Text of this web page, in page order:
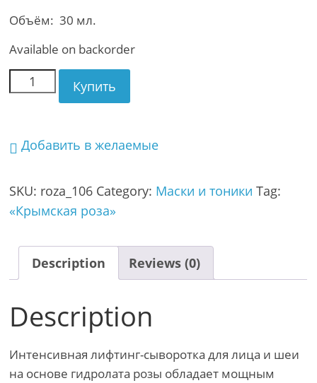
Объём: 30 мл.
Available on backorder
Купить
Добавить в желаемые
SKU: roza_106 Category: Маски и тоники Tag:
«Крымская роза»
Description Reviews (0)
Description
Интенсивная лифтинг-сыворотка для лица и шеи
на основе гидролата розы обладает мощным